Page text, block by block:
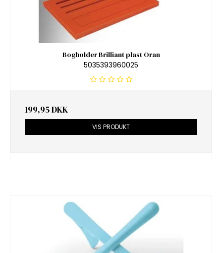
Bogholder Brilliant plast Oran
5035393960025
199,95 DKK
VIS PRODUKT